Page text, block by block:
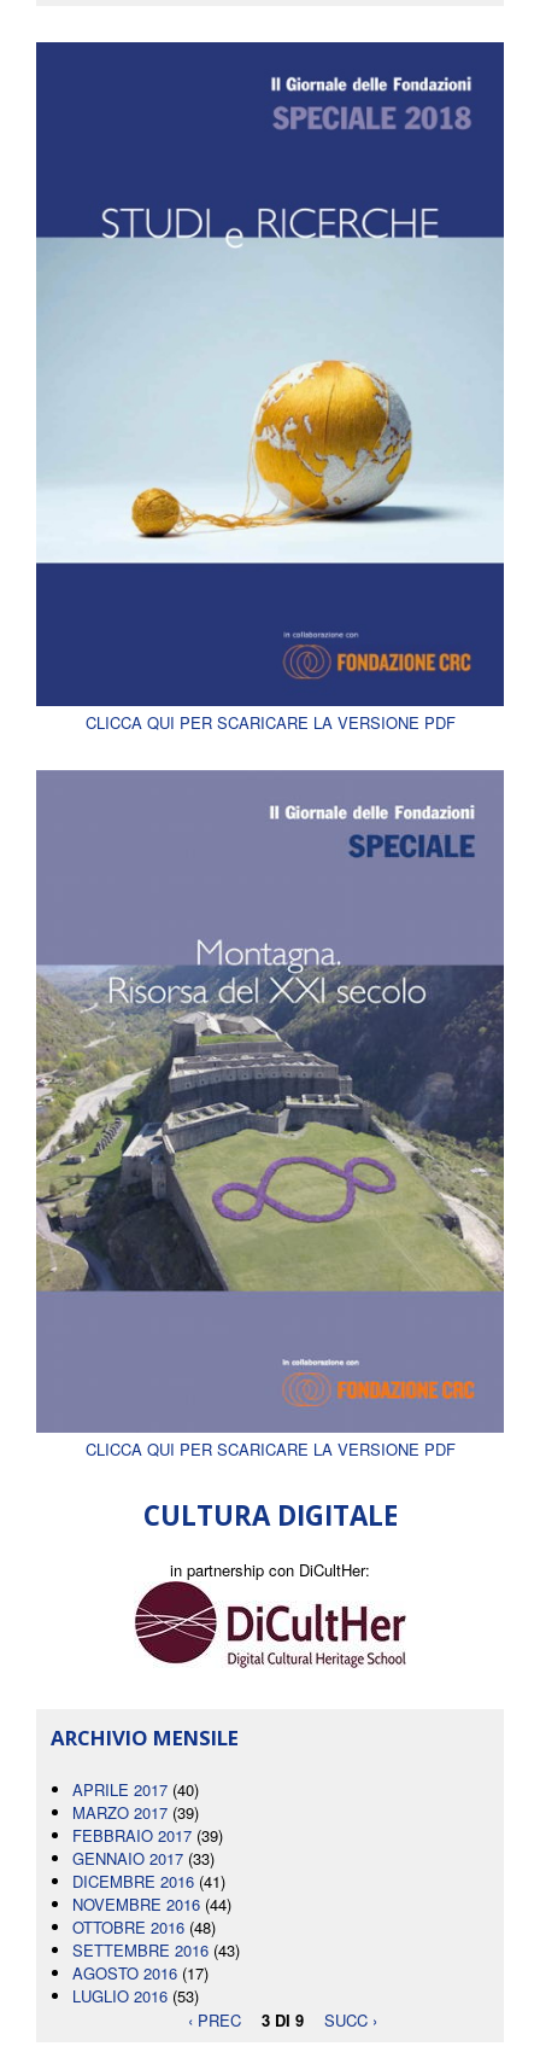
CLICCA QUI PER SCARICARE LA VERSIONE PDF
CLICCA QUI PER SCARICARE LA VERSIONE PDF
CULTURA DIGITALE
in partnership con DiCultHer:
ARCHIVIO MENSILE
APRILE 2017 (40)
MARZO 2017 (39)
FEBBRAIO 2017 (39)
GENNAIO 2017 (33)
DICEMBRE 2016 (41)
NOVEMBRE 2016 (44)
OTTOBRE 2016 (48)
SETTEMBRE 2016 (43)
AGOSTO 2016 (17)
LUGLIO 2016 (53)
‹ PREC
3 DI 9 SUCC ›